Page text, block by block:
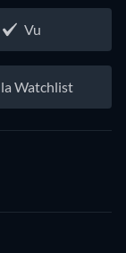
Vu
Watchlist